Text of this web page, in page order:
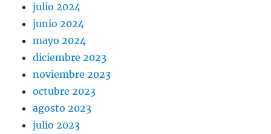
julio 2024
junio 2024
mayo 2024
diciembre 2023
noviembre 2023
octubre 2023
agosto 2023
julio 2023